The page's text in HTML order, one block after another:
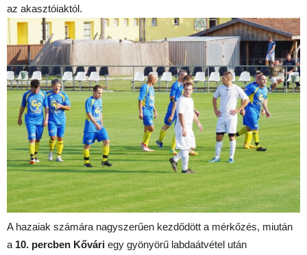
az akasztóiaktól.
A hazaiak számára nagyszerűen kezdődött a mérkőzés, miután
a 10. percben Kővári egy gyönyörű labdaátvétel után